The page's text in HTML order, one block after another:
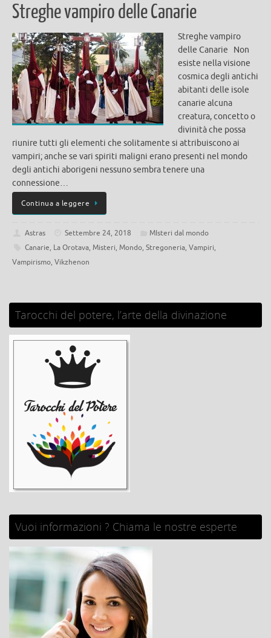
Streghe vampiro delle Canarie
Streghe vampiro
delle Canarie Non
esiste nella visione
cosmica degli antichi
abitanti delle isole
canarie alcuna
creatura, concetto o
divinità che possa
riunire tutti gli elementi che solitamente si attribuiscono ai
vampiri; anche se vari spiriti maligni erano presenti nel mondo
degli antichi aborigeni nessuno sembra tenere una
connessione…
Continua a leggere
Astras Settembre 24, 2018
MIsteri dal mondo
Canarie, La Orotava, Misteri, Mondo, Stregoneria, Vampiri,
Vampirismo, Vikzhenon
Tarocchi del potere, l’arte della divinazione
Vuoi informazioni ? Chiama le nostre esperte